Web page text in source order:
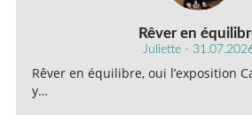
Rêver en
Juliette -
Rêver en équilibre, oui l’exposition
y…